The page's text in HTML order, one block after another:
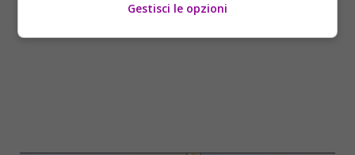
Gestisci le opzioni